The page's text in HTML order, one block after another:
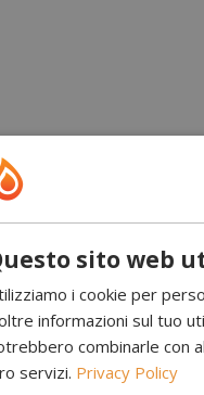
sito web
i cookie per
informazioni sul tuo
combinarle con
servizi. Privacy Policy